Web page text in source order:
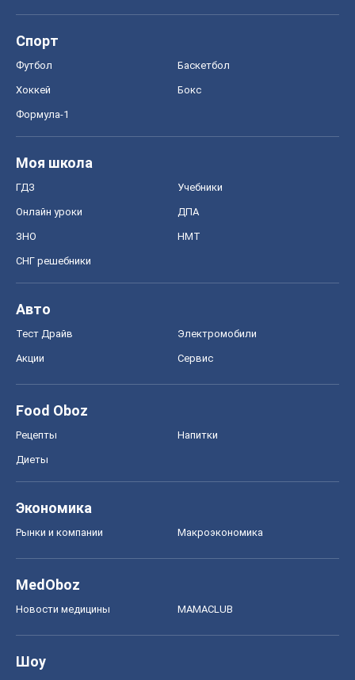
Спорт
Футбол Баскетбол
Хоккей Бокс
Формула-1
Моя школа
ГДЗ Учебники
Онлайн уроки ДПА
ЗНО НМТ
СНГ решебники
Авто
Тест Драйв Электромобили
Акции Сервис
Food Oboz
Рецепты Напитки
Диеты
Экономика
Рынки и компании Mакроэкономика
MedOboz
Новости медицины MAMACLUB
Шоу